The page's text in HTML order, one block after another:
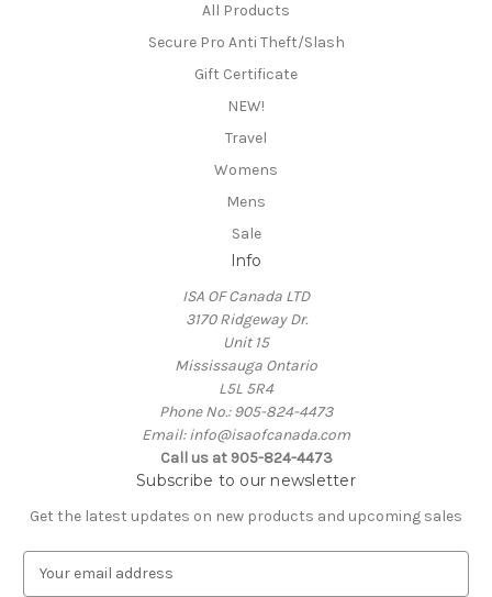
All Products
Secure Pro Anti Theft/Slash
Gift Certificate
NEW!
Travel
Womens
Mens
Sale
Info
ISA OF Canada LTD
3170 Ridgeway Dr.
Unit 15
Mississauga Ontario
L5L 5R4
Phone No.: 905-824-4473
Email: info@isaofcanada.com
Call us at 905-824-4473
Subscribe to our newsletter
Get the latest updates on new products and upcoming sales